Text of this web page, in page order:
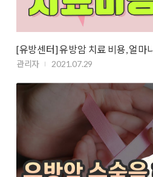
[유방센터] 유방암 치료 비용, 얼마
관리자 2021.07.29